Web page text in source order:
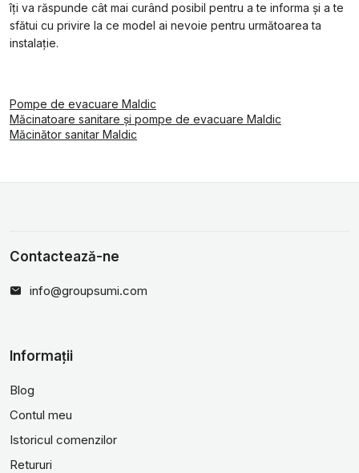
îți va răspunde cât mai curând posibil pentru a te informa și a te
sfătui cu privire la ce model ai nevoie pentru următoarea ta
instalație.
Pompe de evacuare Maldic
Măcinatoare sanitare și pompe de evacuare Maldic
Măcinător sanitar Maldic
Contactează-ne
info@groupsumi.com
Informații
Blog
Contul meu
Istoricul comenzilor
Retururi